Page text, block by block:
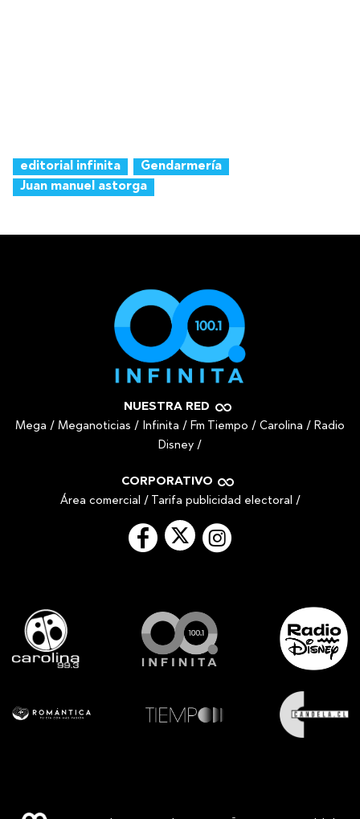
editorial infinita
Gendarmería
Juan manuel astorga
NUESTRA RED
Mega / Meganoticias / Infinita / Fm Tiempo / Carolina / Radio
Disney /
CORPORATIVO
Área comercial / Tarifa publicidad electoral /